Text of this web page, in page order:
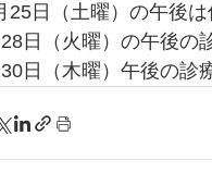
25日（土曜）の午後は
日（火曜）の午後の
日（木曜）午後の診